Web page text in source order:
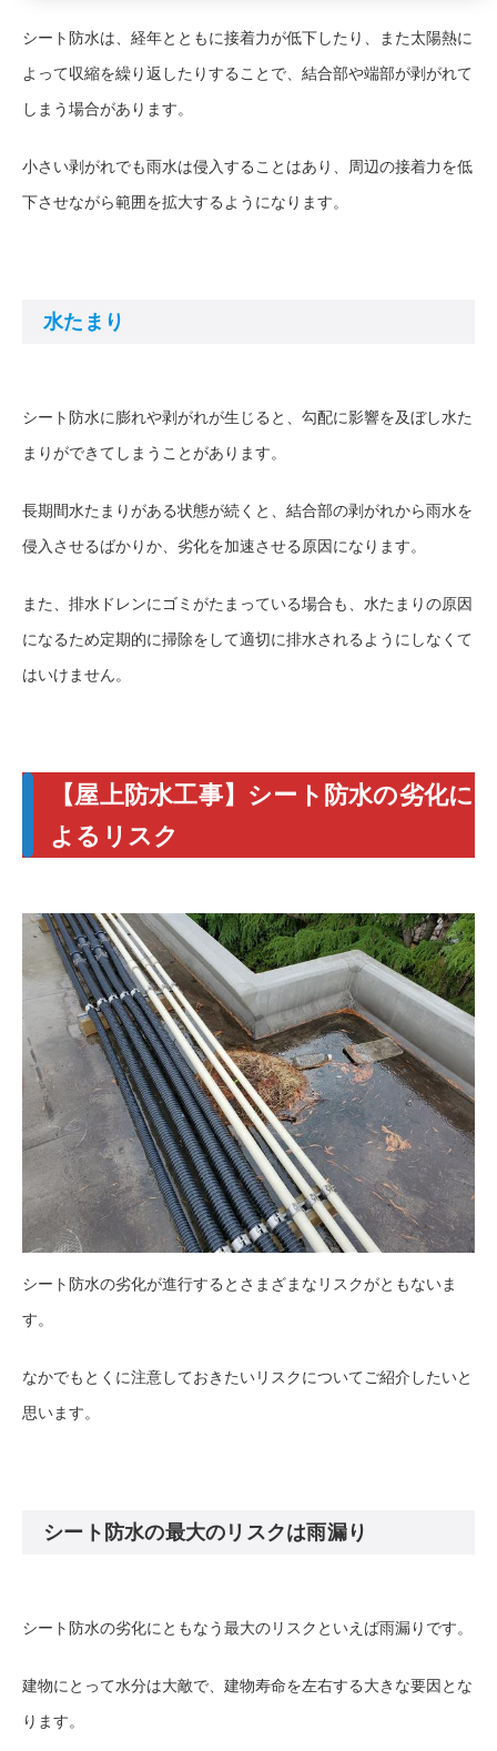
シート防水は、経年とともに接着力が低下したり、また太陽熱に
よって収縮を繰り返したりすることで、結合部や端部が剥がれて
しまう場合があります。
小さい剥がれでも雨水は侵入することはあり、周辺の接着力を低
下させながら範囲を拡大するようになります。
水たまり
シート防水に膨れや剥がれが生じると、勾配に影響を及ぼし水た
まりができてしまうことがあります。
長期間水たまりがある状態が続くと、結合部の剥がれから雨水を
侵入させるばかりか、劣化を加速させる原因になります。
また、排水ドレンにゴミがたまっている場合も、水たまりの原因
になるため定期的に掃除をして適切に排水されるようにしなくて
はいけません。
【屋上防水工事】シート防水の劣化に
よるリスク
シート防水の劣化が進行するとさまざまなリスクがともないま
す。
なかでもとくに注意しておきたいリスクについてご紹介したいと
思います。
シート防水の最大のリスクは雨漏り
シート防水の劣化にともなう最大のリスクといえば雨漏りです。
建物にとって水分は大敵で、建物寿命を左右する大きな要因とな
ります。